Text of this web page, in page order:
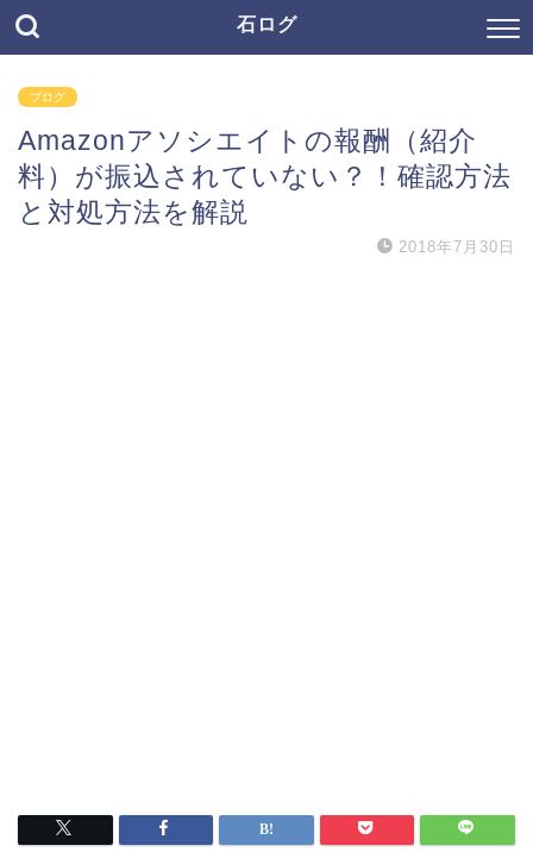
石ログ
ブログ
Amazonアソシエイトの報酬（紹介
料）が振込されていない？！確認方法
と対処方法を解説
2018年7月30日